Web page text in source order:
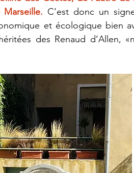
C’est donc un
et écologique bien
des Renaud d’Allen,